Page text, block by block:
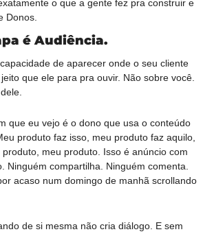
o que a gente fez pra construir e
Donos.
é Audiência.
de aparecer onde o seu cliente
que ele para pra ouvir. Não sobre você.
que eu vejo é o dono que usa o conteúdo
produto faz isso, meu produto faz aquilo,
meu produto. Isso é anúncio com
Ninguém compartilha. Ninguém comenta.
acaso num domingo de manhã scrollando
de si mesma não cria diálogo. E sem